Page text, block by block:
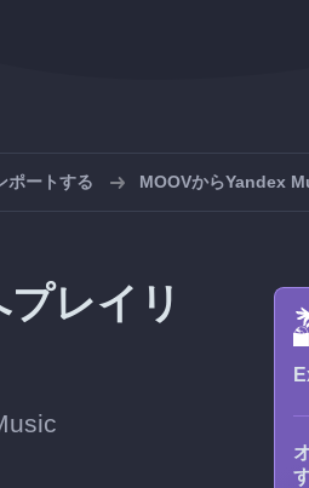
ートする MOOVからYandex
レイリ